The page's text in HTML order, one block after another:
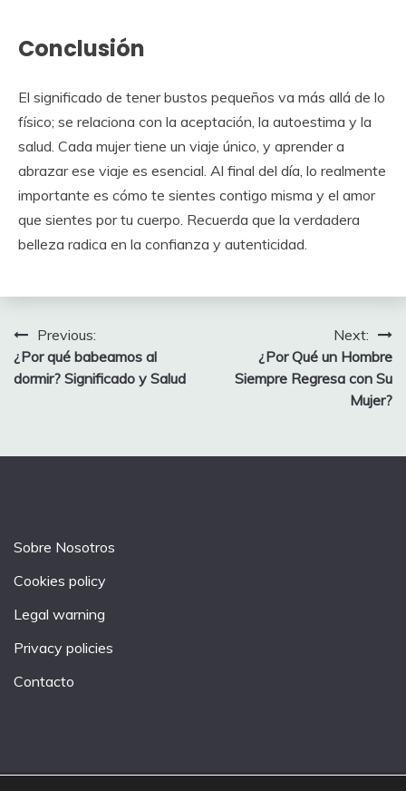
Conclusión
El significado de tener bustos pequeños va más allá de lo
físico; se relaciona con la aceptación, la autoestima y la
salud. Cada mujer tiene un viaje único, y aprender a
abrazar ese viaje es esencial. Al final del día, lo realmente
importante es cómo te sientes contigo misma y el amor
que sientes por tu cuerpo. Recuerda que la verdadera
belleza radica en la confianza y autenticidad.
Post
navigation
Previous:
¿Por qué babeamos al
dormir? Significado y Salud
Next:
¿Por Qué un Hombre
Siempre Regresa con Su
Mujer?
Sobre Nosotros
Cookies policy
Legal warning
Privacy policies
Contacto